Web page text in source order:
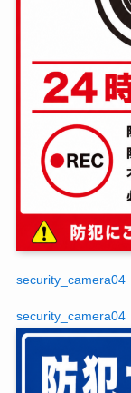
security_camera04
security_camera04